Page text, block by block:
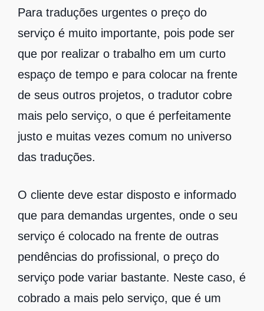
Para traduções urgentes o preço do
serviço é muito importante, pois pode ser
que por realizar o trabalho em um curto
espaço de tempo e para colocar na frente
de seus outros projetos, o tradutor cobre
mais pelo serviço, o que é perfeitamente
justo e muitas vezes comum no universo
das traduções.
O cliente deve estar disposto e informado
que para demandas urgentes, onde o seu
serviço é colocado na frente de outras
pendências do profissional, o preço do
serviço pode variar bastante. Neste caso, é
cobrado a mais pelo serviço, que é um